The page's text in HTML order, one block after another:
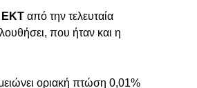
ΕΚΤ από την τελευταία
που ήταν και η
οριακή πτώση 0,01%